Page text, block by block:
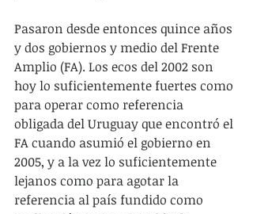
Pasaron desde entonces quince años
y dos gobiernos y medio del Frente
Amplio (FA). Los ecos del 2002 son
hoy lo suficientemente fuertes como
para operar como referencia
obligada del Uruguay que encontró el
FA cuando asumió el gobierno en
2005, y a la vez lo suficientemente
lejanos como para agotar la
referencia al país fundido como